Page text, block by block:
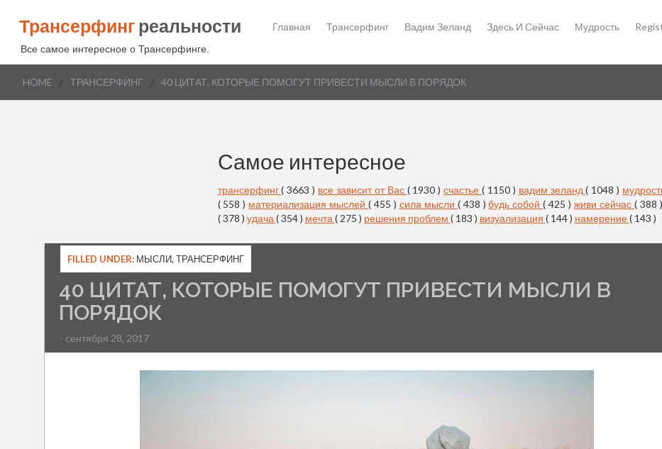
Трансерфинг реальности
Все самое интересное о Трансерфинге.
Главная Трансерфинг Вадим Зеланд Здесь И Сейчас Мудрость
HOME / ТРАНСЕРФИНГ / 40 ЦИТАТ, КОТОРЫЕ ПОМОГУТ ПРИВЕСТИ МЫСЛИ В ПОРЯДОК
Самое интересное
трансерфинг( 3663 ) все зависит от Вас ( 1930 )счастье ( 1150 ) вадим зеланд( 1048 )
( 558 ) материализация мыслей( 455 ) сила мысли ( 438 )будь собой( 425 )живи сейчас ( 388 )
( 378 ) удача ( 354 ) мечта ( 275 ) решения проблем ( 183 ) визуализация ( 144 ) намерение( 143 )
FILLED UNDER: МЫСЛИ, ТРАНСЕРФИНГ
40 ЦИТАТ, КОТОРЫЕ ПОМОГУТ ПРИВЕСТИ МЫСЛИ В
ПОРЯДОК
- сентября 28, 2017